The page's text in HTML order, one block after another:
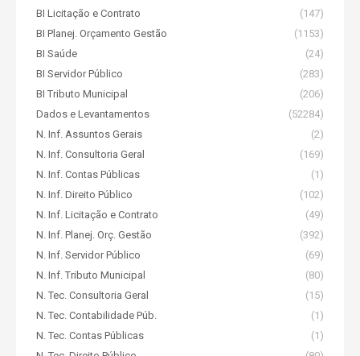
BI Licitação e Contrato
(147)
BI Planej. Orçamento Gestão
(1153)
BI Saúde
(24)
BI Servidor Público
(283)
BI Tributo Municipal
(206)
Dados e Levantamentos
(52284)
N. Inf. Assuntos Gerais
(2)
N. Inf. Consultoria Geral
(169)
N. Inf. Contas Públicas
(1)
N. Inf. Direito Público
(102)
N. Inf. Licitação e Contrato
(49)
N. Inf. Planej. Orç. Gestão
(392)
N. Inf. Servidor Público
(69)
N. Inf. Tributo Municipal
(80)
N. Tec. Consultoria Geral
(15)
N. Tec. Contabilidade Púb.
(1)
N. Tec. Contas Públicas
(1)